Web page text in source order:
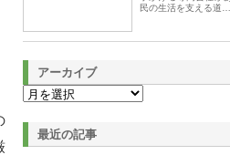
民の生活を支える道…
アーカイブ
最近の記事